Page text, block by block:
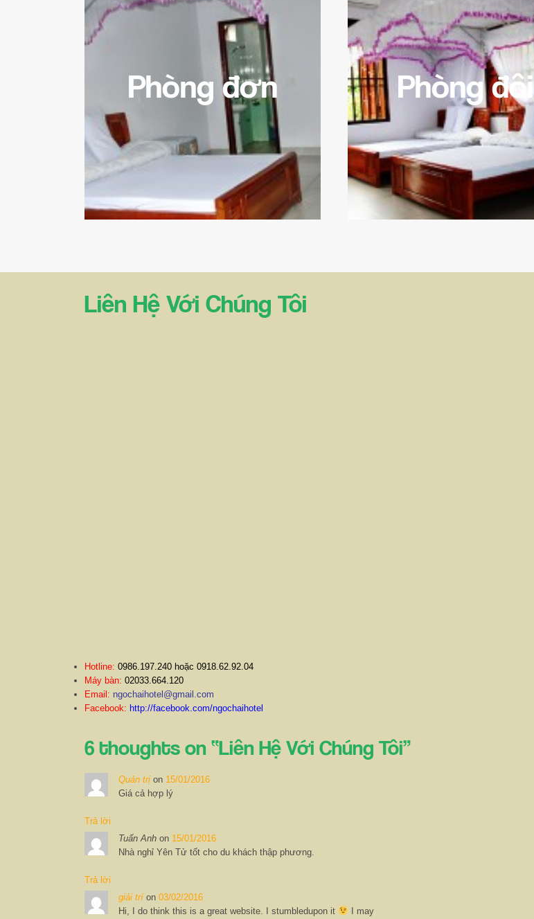
Phòng đơn Phòng đôi
Liên Hệ Với Chúng Tôi
Hotline: 0986.197.240 hoặc 0918.62.92.04
Máy bàn: 02033.664.120
Email: ngochaihotel@gmail.com
Facebook: http://facebook.com/ngochaihotel
6 thoughts on “Liên Hệ Với Chúng Tôi”
Quản trị on 15/01/2016
Giá cả hợp lý
Trả lời
Tuấn Anh on 15/01/2016
Nhà nghỉ Yên Tử tốt cho du khách thập phương.
Trả lời
giải tríon 03/02/2016
Hi, I do think this is a great website. I stumbledupon it
I may